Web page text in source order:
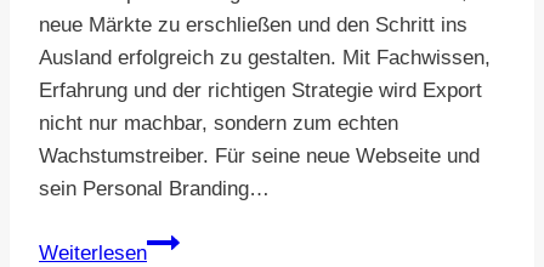
neue Märkte zu erschließen und den Schritt ins
Ausland erfolgreich zu gestalten. Mit Fachwissen,
Erfahrung und der richtigen Strategie wird Export
nicht nur machbar, sondern zum echten
Wachstumstreiber. Für seine neue Webseite und
sein Personal Branding…
Weiterlesen
Jonas